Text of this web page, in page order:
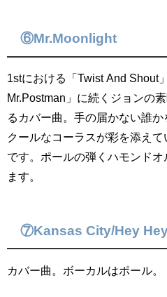
⑥Mr.Moonlight
1stにおける「Twist And Shout
Mr.Postman」に続くジョンの
るカバー曲。手の届かない誰か
クールなコーラスが彩を添え
です。ポールの弾くハモンド
ます。
⑦Kansas City/Hey
カバー曲。ボーカルはポール。